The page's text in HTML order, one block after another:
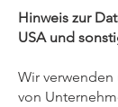
Hinweis zur
USA und
Wir verwenden
von